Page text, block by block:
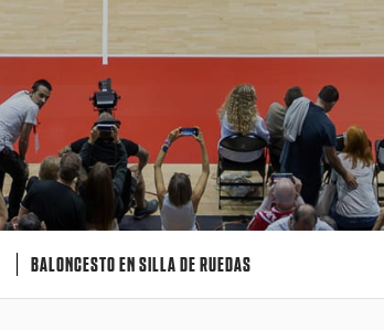
BALONCESTO EN SILLA DE RUEDAS